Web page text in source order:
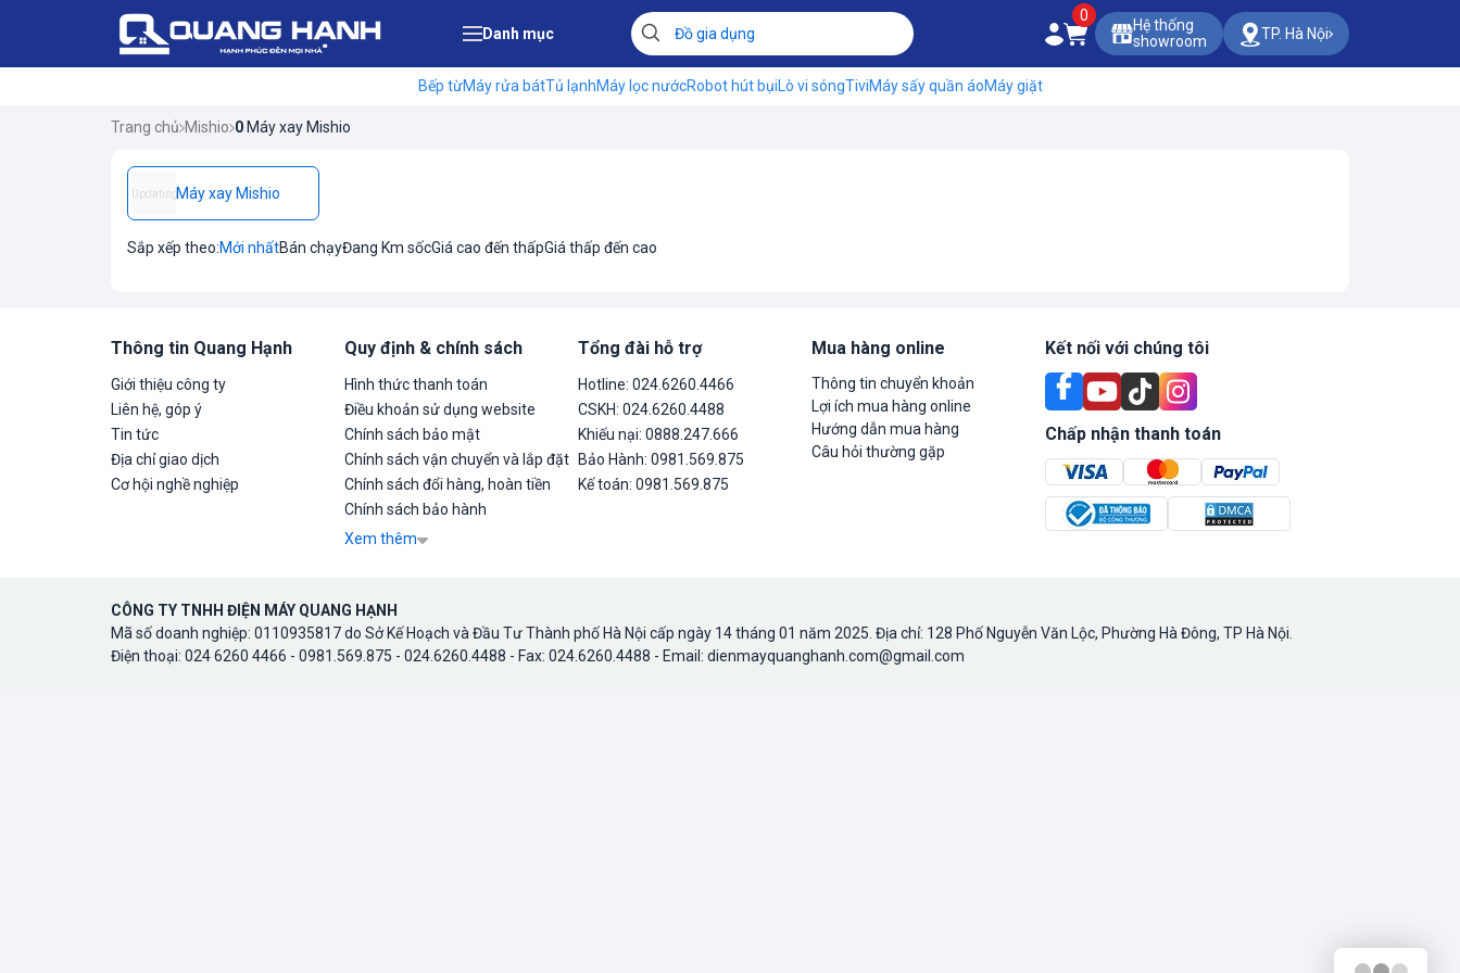
Danh mục
0
Hệ thống
showroom
TP. Hà Nội
Bếp từMáy rửa bátTủ lạnhMáy lọc nướcRobot hút bụiLò vi sóngTiviMáy sấy quần áoMáy giặt
Trang chủ Mishio 0 Máy xay Mishio
UpdatingMáy xay Mishio
Sắp xếp theo:Mới nhấtBán chạyĐang Km sốcGiá cao đến thấpGiá thấp đến cao
Thông tin Quang Hạnh
Giới thiệu công ty
Liên hệ, góp ý
Tin tức
Địa chỉ giao dịch
Cơ hội nghề nghiệp
Quy định & chính sách
Hình thức thanh toán
Điều khoản sử dụng website
Chính sách bảo mật
Chính sách vận chuyển và lắp đặt
Chính sách đổi hàng, hoàn tiền
Chính sách bảo hành
Xem thêm
Tổng đài hỗ trợ
Hotline: 024.6260.4466
CSKH: 024.6260.4488
Khiếu nại: 0888.247.666
Bảo Hành: 0981.569.875
Kế toán: 0981.569.875
Mua hàng online
Thông tin chuyển khoản
Lợi ích mua hàng online
Hướng dẫn mua hàng
Câu hỏi thường gặp
Kết nối với chúng tôi
Chấp nhận thanh toán
CÔNG TY TNHH ĐIỆN MÁY QUANG HẠNH
Mã số doanh nghiệp: 0110935817 do Sở Kế Hoạch và Đầu Tư Thành phố Hà Nội cấp ngày 14 tháng 01 năm 2025. Địa chỉ: 128 Phố Nguyễn Văn Lộc, Phường Hà Đông, TP Hà Nội.
Điện thoại: 024 6260 4466 - 0981.569.875 - 024.6260.4488 - Fax: 024.6260.4488 - Email: dienmayquanghanh.com@gmail.com